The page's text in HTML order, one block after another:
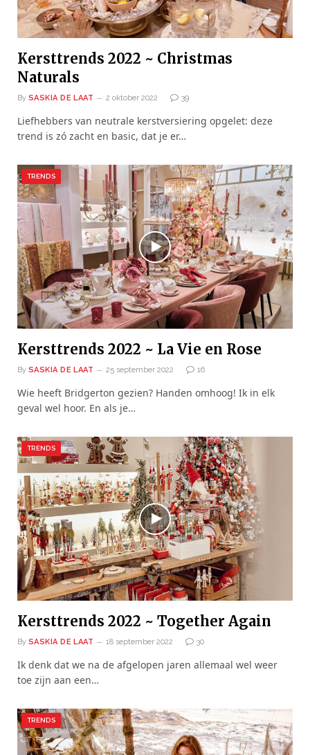
Kersttrends 2022 ~ Christmas
Naturals
By SASKIA DE LAAT 2 oktober 2022 39
Liefhebbers van neutrale kerstversiering opgelet: deze
trend is zó zacht en basic, dat je er…
TRENDS
Kersttrends 2022 ~ La Vie en Rose
By SASKIA DE LAAT 25 september 2022 16
Wie heeft Bridgerton gezien? Handen omhoog! Ik in elk
geval wel hoor. En als je…
TRENDS
Kersttrends 2022 ~ Together Again
By SASKIA DE LAAT 18 september 2022 30
Ik denk dat we na de afgelopen jaren allemaal wel weer
toe zijn aan een…
TRENDS